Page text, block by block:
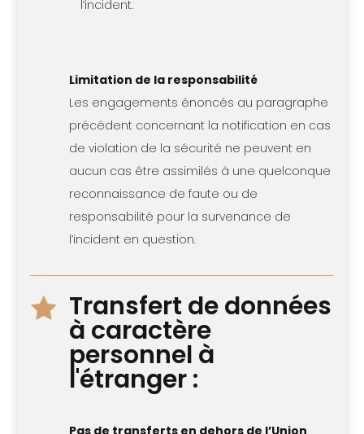
l’incident.
Limitation de la responsabilité
Les engagements énoncés au paragraphe
précédent concernant la notification en cas
de violation de la sécurité ne peuvent en
aucun cas être assimilés à une quelconque
reconnaissance de faute ou de
responsabilité pour la survenance de
l’incident en question.
 Transfert de données
à caractère
personnel à
l'étranger :
Pas de transferts en dehors de l’Union